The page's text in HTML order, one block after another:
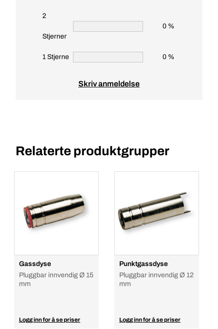
2
Stjerner
0 %
1 Stjerne 0 %
Skriv anmeldelse
Relaterte produktgrupper
Gassdyse
Pluggbar innvendig Ø 15
mm
Logg inn for å se priser
Punktgassdyse
Pluggbar innvendig Ø 12
mm
Logg inn for å se priser